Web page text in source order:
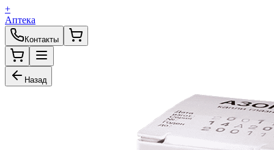
+
Аптека
Контакты
Назад